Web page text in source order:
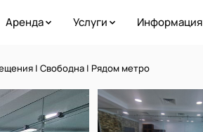
Аренда Услуги Информация
| Свободна | Рядом метро